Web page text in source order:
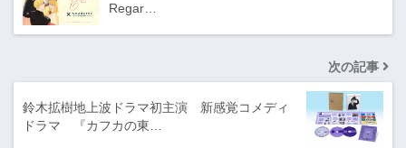
Regar…
次の記事
鈴木拡樹地上波ドラマ初主演 新感覚コメディ
ドラマ 『カフカの東…